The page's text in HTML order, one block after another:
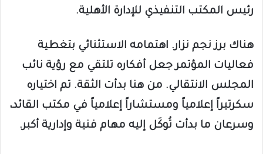
رئيس المكتب التنفيذي للإدارة الأهلية.
هناك برز نجم نزار. اهتمامه الاستثنائي بتغطية
فعاليات المؤتمر جعل أفكاره تلتقي مع رؤية نائب
المجلس الانتقالي. من هنا بدأت الثقة. تم اختياره
سكرتيراً إعلامياً ومستشاراً إعلامياً في مكتب القائد،
وسرعان ما بدأت تُوكَل إليه مهام فنية وإدارية أكبر.